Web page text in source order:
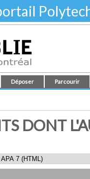
Déposer Parcourir
DONT